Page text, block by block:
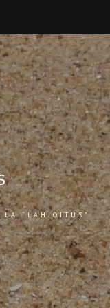
“LAHJOITUS”